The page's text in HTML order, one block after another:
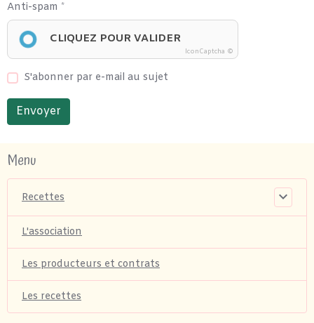
Anti-spam
CLIQUEZ POUR VALIDER
IconCaptcha ©
S'abonner par e-mail au sujet
Envoyer
Menu
Recettes
L'association
Les producteurs et contrats
Les recettes